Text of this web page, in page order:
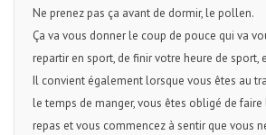
Ne prenez pas ça avant de dormir, le pollen.
Ça va vous donner le coup de pouce qui va
repartir en sport, de finir votre heure de sport,
Il convient également lorsque vous êtes au
le temps de manger, vous êtes obligé de
repas et vous commencez à sentir que vous